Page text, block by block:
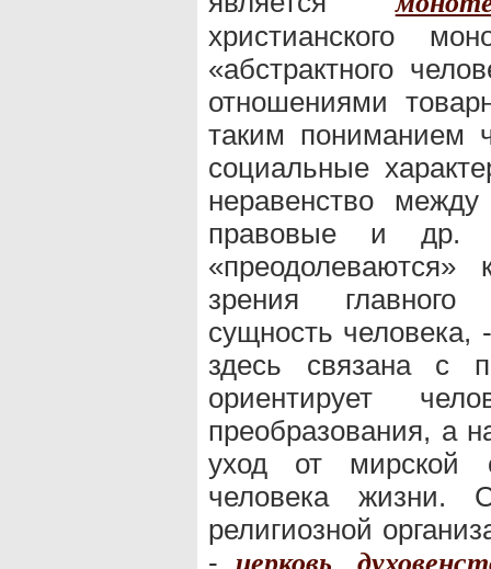
христианского
«абстрактного
отношениями
таким пониманием
социальные
неравенство
правовые и др.
зрения главного
сущность человека,
здесь связана с
ориентирует
преобразования, а
уход от мирской
человека жизни.
религиозной
-
,